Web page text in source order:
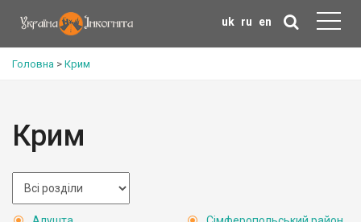
uk ru en
Головна > Крим
Крим